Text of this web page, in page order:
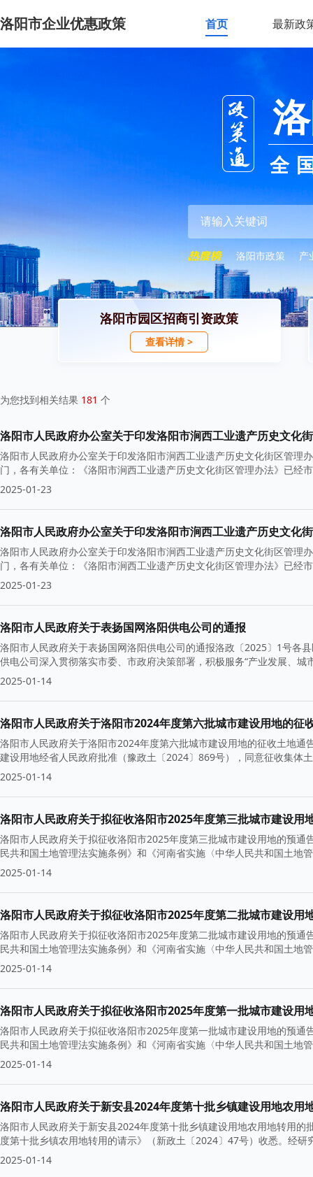
洛阳市企业优惠政策 首页 最新政
全
洛阳市政策 产
洛阳市园区招商引资政策
查看详情 >
为您找到相关结果 181 个
洛阳市人民政府办公室关于印发洛阳市涧西工业遗产历史文化
洛阳市人民政府办公室关于印发洛阳市涧西工业遗产历史文化街区管
门，各有关单位：《洛阳市涧西工业遗产历史文化街区管理办法》已经
2025-01-23
洛阳市人民政府办公室关于印发洛阳市涧西工业遗产历史文化
洛阳市人民政府办公室关于印发洛阳市涧西工业遗产历史文化街区管
门，各有关单位：《洛阳市涧西工业遗产历史文化街区管理办法》已经
2025-01-23
洛阳市人民政府关于表扬国网洛阳供电公司的通报
洛阳市人民政府关于表扬国网洛阳供电公司的通报洛政〔2025〕1号各
供电公司深入贯彻落实市委、市政府决策部署，积极服务“产业发展、
2025-01-14
洛阳市人民政府关于洛阳市2024年度第六批城市建设用地的征
洛阳市人民政府关于洛阳市2024年度第六批城市建设用地的征收土地
建设用地经省人民政府批准（豫政土〔2024〕869号），同意征收集体
2025-01-14
洛阳市人民政府关于拟征收洛阳市2025年度第三批城市建设用
洛阳市人民政府关于拟征收洛阳市2025年度第三批城市建设用地的预
民共和国土地管理法实施条例》和《河南省实施〈中华人民共和国土地
2025-01-14
洛阳市人民政府关于拟征收洛阳市2025年度第二批城市建设用
洛阳市人民政府关于拟征收洛阳市2025年度第二批城市建设用地的预
民共和国土地管理法实施条例》和《河南省实施〈中华人民共和国土地
2025-01-14
洛阳市人民政府关于拟征收洛阳市2025年度第一批城市建设用
洛阳市人民政府关于拟征收洛阳市2025年度第一批城市建设用地的预
民共和国土地管理法实施条例》和《河南省实施〈中华人民共和国土地
2025-01-14
洛阳市人民政府关于新安县2024年度第十批乡镇建设用地农用
洛阳市人民政府关于新安县2024年度第十批乡镇建设用地农用地转用
度第十批乡镇农用地转用的请示》（新政土〔2024〕47号）收悉。经
2025-01-14